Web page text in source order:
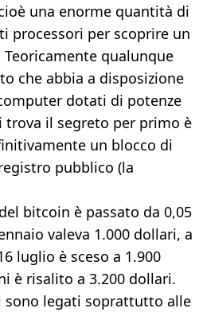
una enorme quantità di
processori per scoprire un
qualunque
che abbia a disposizione
dotati di potenze
trova il segreto per primo è
un blocco di
pubblico (la
bitcoin è passato da 0,05
valeva 1.000 dollari, a
luglio è sceso a 1.900
è risalito a 3.200 dollari.
sono legati soprattutto alle